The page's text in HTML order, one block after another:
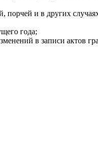
порчей и в других
года;
в записи